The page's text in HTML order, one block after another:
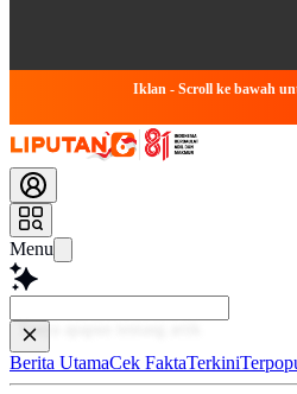
Iklan - Scroll ke bawah
Menu
Baca
Berita UtamaCek FaktaTerkini